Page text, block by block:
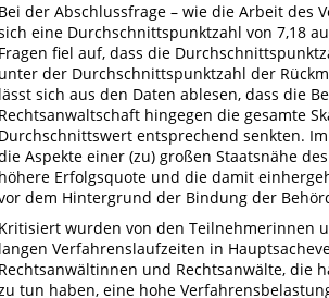
Bei der Abschlussfrage – wie die Arbeit des
eine Durchschnittspunktzahl von 7,18
Fragen fiel auf, dass die
unter der Durchschnittspunktzahl der
lässt sich aus den Daten ablesen, dass die
Rechtsanwaltschaft hingegen die gesamte
Durchschnittswert entsprechend senkten.
Aspekte einer (zu) großen Staatsnähe
höhere Erfolgsquote und die damit
dem Hintergrund der Bindung der
Kritisiert wurden von den Teilnehmerinnen
langen Verfahrenslaufzeiten in
Rechtsanwältinnen und Rechtsanwälte, die
tun haben, eine hohe